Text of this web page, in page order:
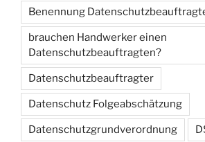
Benennung
brauchen Handwerker einen
Datenschutzbeauftragten?
Datenschutzbeauftragter
Datenschutz Folgeabschätzung
Datenschutzgrundverordnung